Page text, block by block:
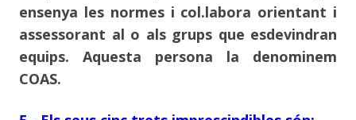
ensenya les normes i col.labora orientant i
assessorant al o als grups que esdevindran
equips. Aquesta persona la denominem
COAS.